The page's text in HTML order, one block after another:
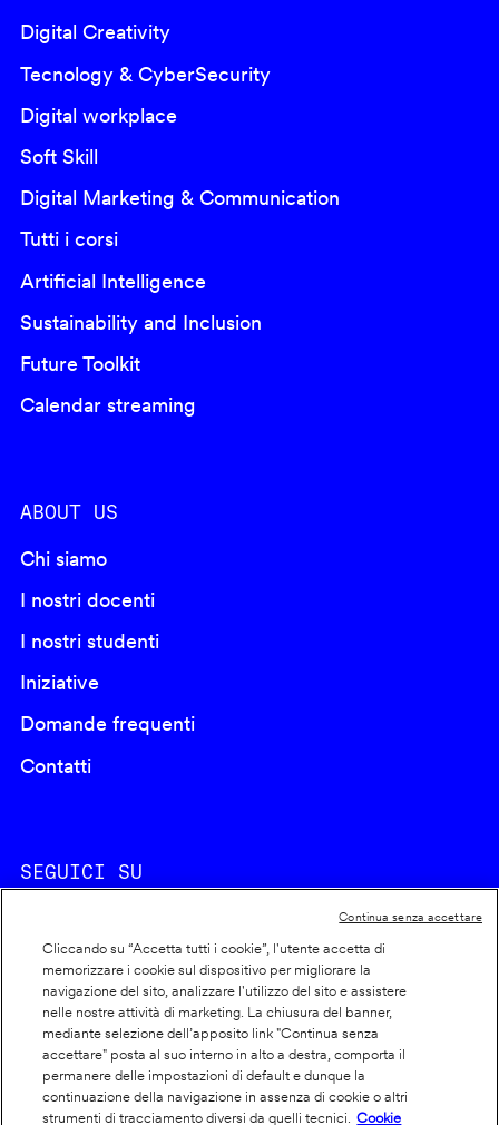
Digital Creativity
Tecnology & CyberSecurity
Digital workplace
Soft Skill
Digital Marketing & Communication
Tutti i corsi
Artificial Intelligence
Sustainability and Inclusion
Future Toolkit
Calendar streaming
ABOUT US
Chi siamo
I nostri docenti
I nostri studenti
Iniziative
Domande frequenti
Contatti
SEGUICI SU
Footer
info
Cookie policy
Dichiarazione di accessibilità
Privacy
Cliccando su “Accetta tutti i cookie”, l'utente accetta di
memorizzare i cookie sul dispositivo per migliorare la
navigazione del sito, analizzare l'utilizzo del sito e assistere
nelle nostre attività di marketing. La chiusura del banner,
mediante selezione dell’apposito link "Continua senza
accettare" posta al suo interno in alto a destra, comporta il
permanere delle impostazioni di default e dunque la
continuazione della navigazione in assenza di cookie o altri
strumenti di tracciamento diversi da quelli tecnici.
Cookie
Continua senza accettare